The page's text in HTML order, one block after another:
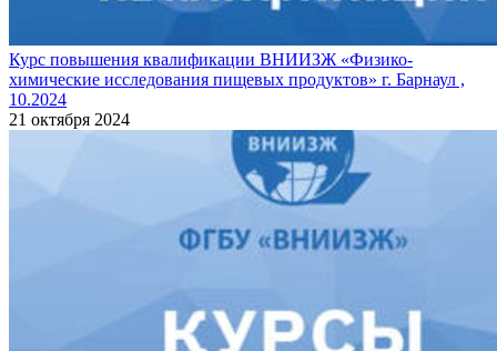
Курс повышения квалификации ВНИИЗЖ «Физико-
химические исследования пищевых продуктов» г. Барнаул ,
10.2024
21 октября 2024